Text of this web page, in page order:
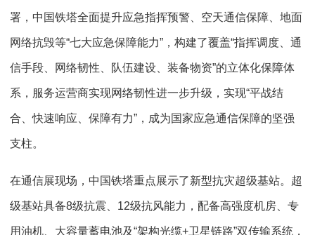
署，中国铁塔全面提升应急指挥预警、空天通信保障、地面
网络抗毁等“七大应急保障能力”，构建了覆盖“指挥调度、通
信手段、网络韧性、队伍建设、装备物资”的立体化保障体
系，服务运营商实现网络韧性进一步升级，实现“平战结
合、快速响应、保障有力”，成为国家应急通信保障的坚强
支柱。
在通信展现场，中国铁塔重点展示了新型抗灾超级基站。超
级基站具备8级抗震、12级抗风能力，配备高强度机房、专
用油机、大容量蓄电池及“架构光缆+卫星链路”双传输系统，